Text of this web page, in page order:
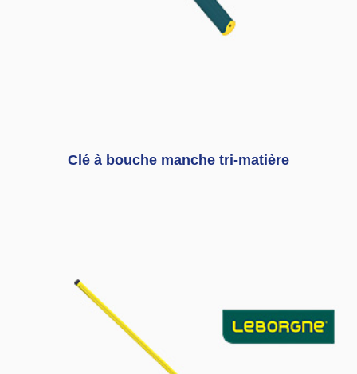
Clé à bouche manche tri-matière